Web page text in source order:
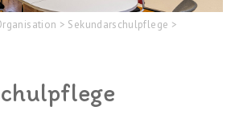
> Sekundarschulpflege >